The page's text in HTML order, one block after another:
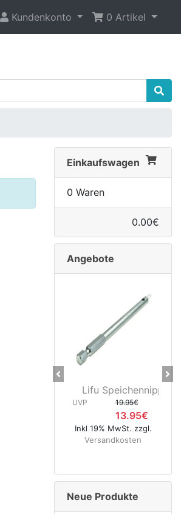
Kundenkonto 0 Artikel
Einkaufswagen
0 Waren
0.00€
Angebote
Lifu
UVP 19.95€
13.95€
Inkl 19% MwSt. zzgl.
Versandkosten
CNC
Previous
Neue Produkte